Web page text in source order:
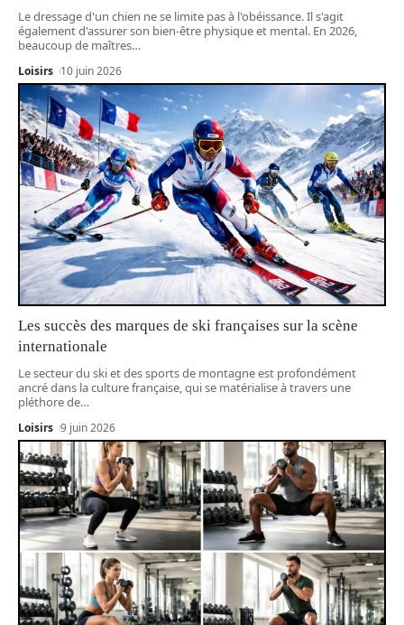
Le dressage d'un chien ne se limite pas à l'obéissance. Il s'agit
également d'assurer son bien-être physique et mental. En 2026,
beaucoup de maîtres…
Loisirs 10 juin 2026
Les succès des marques de ski françaises sur la scène
internationale
Le secteur du ski et des sports de montagne est profondément
ancré dans la culture française, qui se matérialise à travers une
pléthore de…
Loisirs 9 juin 2026